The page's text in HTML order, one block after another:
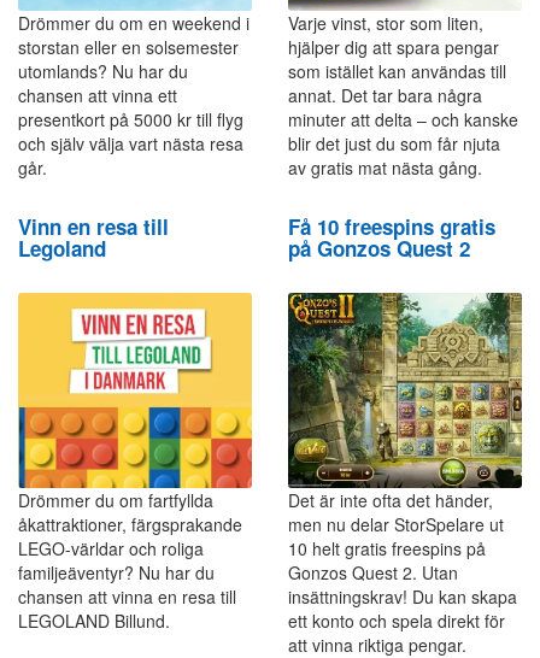
Drömmer du om en weekend i
storstan eller en solsemester
utomlands? Nu har du
chansen att vinna ett
presentkort på 5000 kr till flyg
och själv välja vart nästa resa
går.
Varje vinst, stor som liten,
hjälper dig att spara pengar
som istället kan användas till
annat. Det tar bara några
minuter att delta – och kanske
blir det just du som får njuta
av gratis mat nästa gång.
Vinn en resa till
Legoland
Drömmer du om fartfyllda
åkattraktioner, färgsprakande
LEGO-världar och roliga
familjeäventyr? Nu har du
chansen att vinna en resa till
LEGOLAND Billund.
Få 10 freespins gratis
på Gonzos Quest 2
Det är inte ofta det händer,
men nu delar StorSpelare ut
10 helt gratis freespins på
Gonzos Quest 2. Utan
insättningskrav! Du kan skapa
ett konto och spela direkt för
att vinna riktiga pengar.